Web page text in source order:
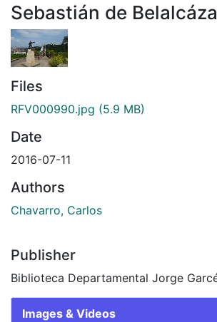
Sebastián de
Files
RFV000990.jpg (5.9 MB)
Date
2016-07-11
Authors
Chavarro, Carlos
Publisher
Biblioteca Departamental Jorge
Images & Videos